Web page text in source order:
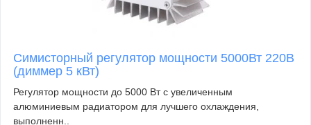
Симисторный регулятор мощности 5000Вт 220В
(диммер 5 кВт)
Регулятор мощности до 5000 Вт с увеличенным
алюминиевым радиатором для лучшего охлаждения,
выполненн..